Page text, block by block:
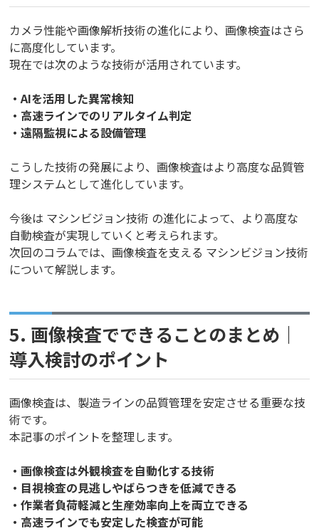
カメラ性能や画像解析技術の進化により、画像検査はさら
に高度化しています。
現在では次のような技術が活用されています。
・AIを活用した異常検知
・高速ラインでのリアルタイム判定
・遠隔監視による設備管理
こうした技術の発展により、画像検査はより高度な品質管
理システムとして進化しています。
今後は マシンビジョン技術 の進化によって、より高度な
自動検査が実現していくと考えられます。
次回のコラムでは、画像検査を支える マシンビジョン技術
について解説します。
5. 画像検査でできることのまとめ｜
導入検討のポイント
画像検査は、製造ラインの品質管理を安定させる重要な技
術です。
本記事のポイントを整理します。
・画像検査は外観検査を自動化する技術
・目視検査の見逃しやばらつきを低減できる
・作業者負荷軽減と生産効率向上を両立できる
・高速ラインでも安定した検査が可能